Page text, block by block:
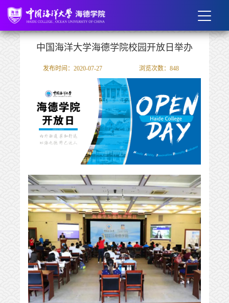
中国海洋大学海德学院校园开放日举办
发布时间：2020-07-27 浏览次数： 848